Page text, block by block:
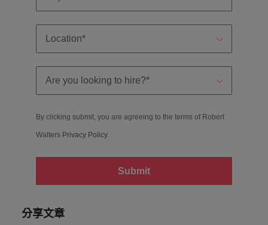
By clicking submit, you are agreeing to the terms of Robert
Walters Privacy Policy.
Submit
分享文章